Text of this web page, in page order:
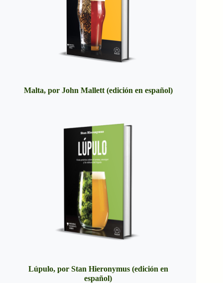
Malta, por John Mallett (edición en español)
Lúpulo, por Stan Hieronymus (edición en
español)